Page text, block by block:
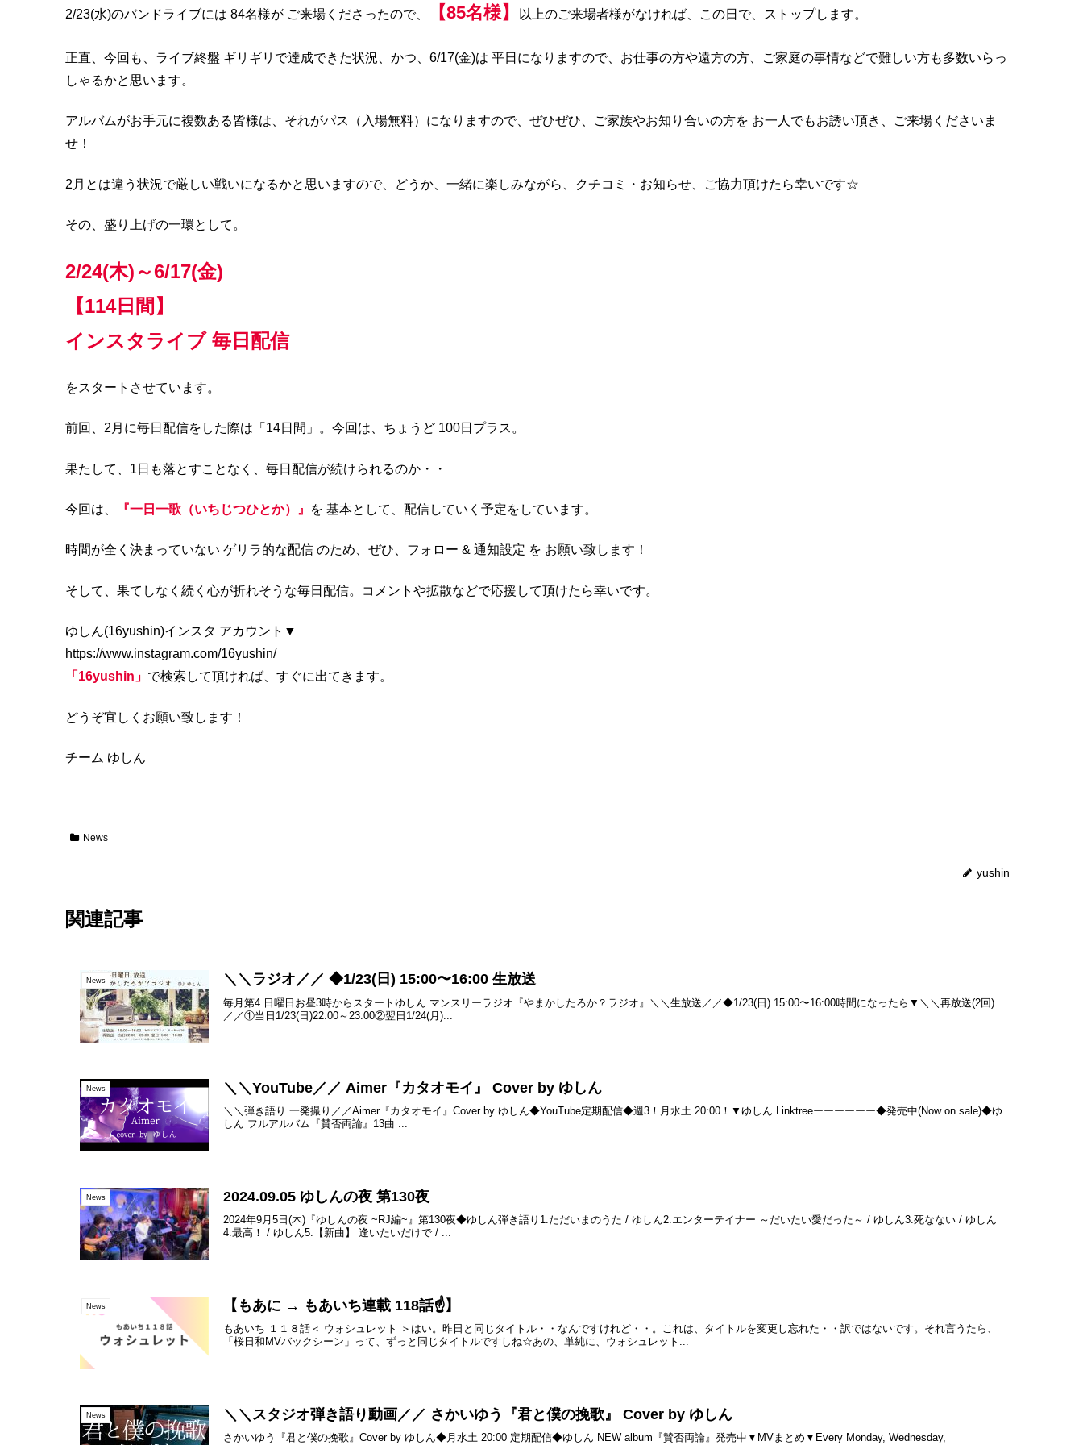
2/23(水)のバンドライブには 84名様が ご来場くださったので、 【85名様】 以上のご来場者様がなければ、この日で、ストップします。
正直、今回も、ライブ終盤 ギリギリで達成できた状況、かつ、6/17(金)は 平日になりますので、お仕事の方や遠方の方、ご家庭の事情などで難しい方も多数いらっ
しゃるかと思います。
アルバムがお手元に複数ある皆様は、それがパス（入場無料）になりますので、ぜひぜひ、ご家族やお知り合いの方を お一人でもお誘い頂き、ご来場くださいま
せ！
2月とは違う状況で厳しい戦いになるかと思いますので、どうか、一緒に楽しみながら、クチコミ・お知らせ、ご協力頂けたら幸いです☆
その、盛り上げの一環として。
2/24(木)～6/17(金)
【114日間】
インスタライブ 毎日配信
をスタートさせています。
前回、2月に毎日配信をした際は「14日間」。今回は、ちょうど 100日プラス。
果たして、1日も落とすことなく、毎日配信が続けられるのか・・
今回は、 『一日一歌（いちじつひとか）』 を 基本として、配信していく予定をしています。
時間が全く決まっていない ゲリラ的な配信 のため、ぜひ、フォロー & 通知設定 を お願い致します！
そして、果てしなく続く心が折れそうな毎日配信。コメントや拡散などで応援して頂けたら幸いです。
ゆしん(16yushin)インスタ アカウント▼
https://www.instagram.com/16yushin/
「16yushin」 で検索して頂ければ、すぐに出てきます。
どうぞ宜しくお願い致します！
チーム ゆしん
News
yushin
関連記事
News ＼＼ラジオ／／ ◆1/23(日) 15:00〜16:00 生放送
毎月第4 日曜日お昼3時からスタートゆしん マンスリーラジオ『やまかしたろか？ラジオ』＼＼生放送／／◆1/23(日) 15:00〜16:00時間になったら▼＼＼再放送(2回)
／／①当日1/23(日)22:00～23:00②翌日1/24(月)...
News ＼＼YouTube／／ Aimer『カタオモイ』 Cover by ゆしん
＼＼弾き語り 一発撮り／／Aimer『カタオモイ』Cover by ゆしん◆YouTube定期配信◆週3！月水土 20:00！▼ゆしん Linktreeーーーーーー◆発売中(Now on sale)◆ゆ
しん フルアルバム『賛否両論』13曲 ...
News 2024.09.05 ゆしんの夜 第130夜
2024年9月5日(木)『ゆしんの夜 ~RJ編~』第130夜◆ゆしん弾き語り1.ただいまのうた / ゆしん2.エンターテイナー ～だいたい愛だった～ / ゆしん3.死なない / ゆしん
4.最高！ / ゆしん5.【新曲】 逢いたいだけで / ...
News 【もあに → もあいち連載 118話☝️】
もあいち １１８話＜ ウォシュレット ＞はい。昨日と同じタイトル・・なんですけれど・・。これは、タイトルを変更し忘れた・・訳ではないです。それ言うたら、
「桜日和MVバックシーン」って、ずっと同じタイトルですしね☆あの、単純に、ウォシュレット...
News ＼＼スタジオ弾き語り動画／／ さかいゆう『君と僕の挽歌』 Cover by ゆしん
さかいゆう『君と僕の挽歌』Cover by ゆしん◆月水土 20:00 定期配信◆ゆしん NEW album『賛否両論』発売中▼MVまとめ▼Every Monday, Wednesday,